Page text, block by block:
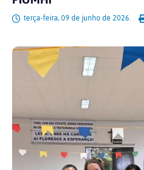
terça-feira, 09 de junho de 2026.